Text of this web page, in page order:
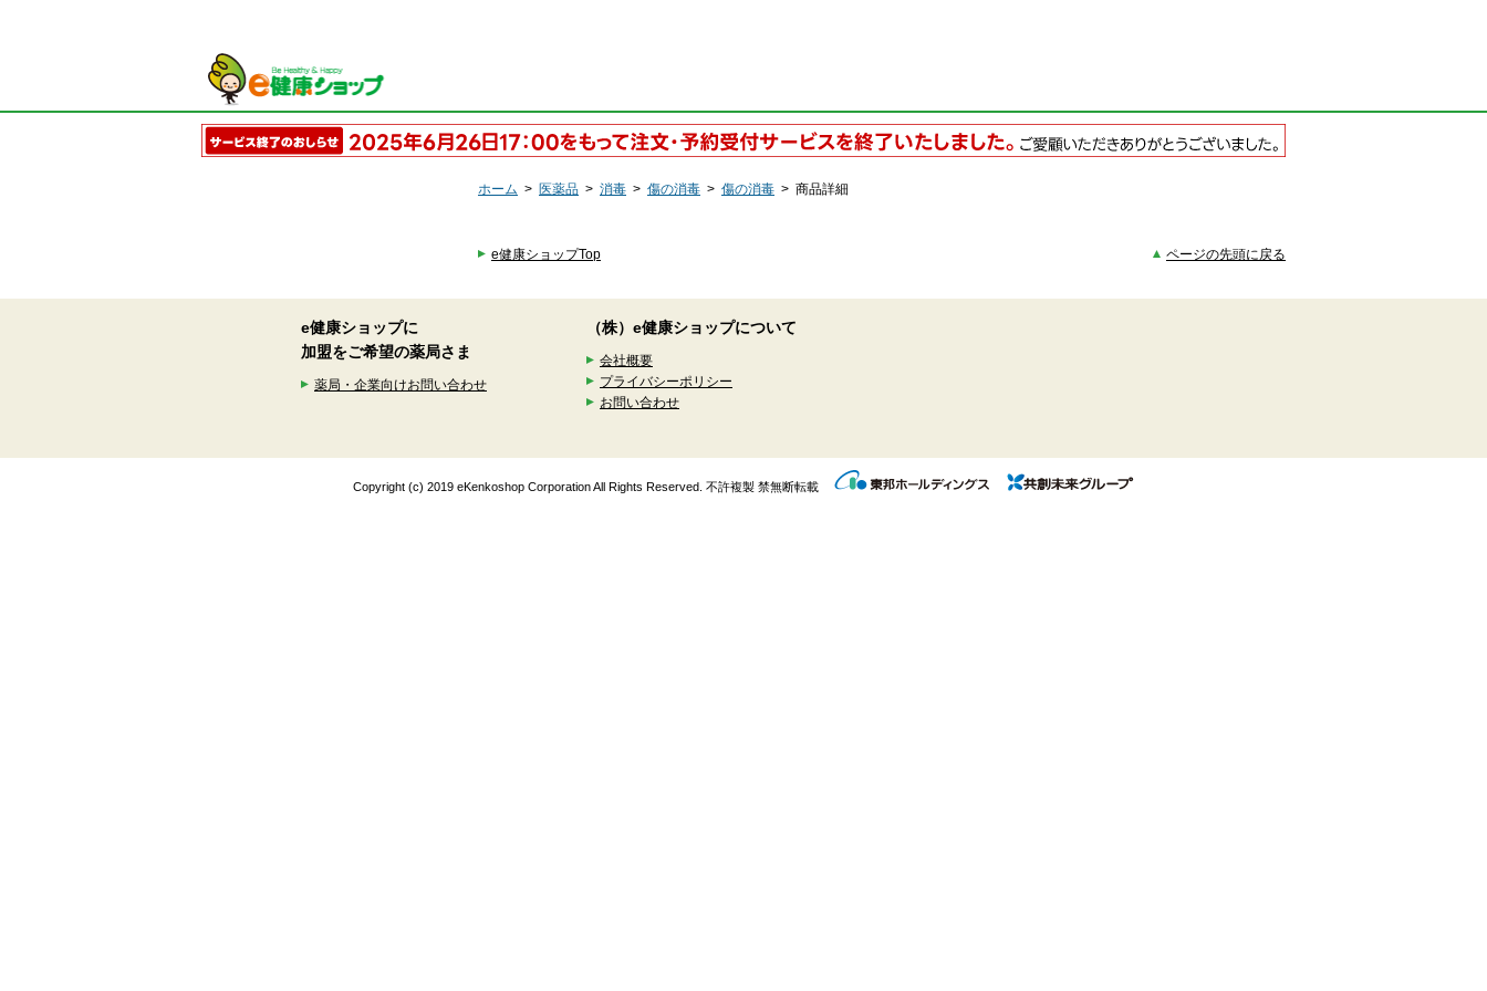
ホーム > 医薬品 > 消毒 > 傷の消毒 > 傷の消毒 > 商品詳細
e健康ショップTop ページの先頭に戻る
e健康ショップに
加盟をご希望の薬局さま
薬局・企業向けお問い合わせ
（株）e健康ショップについて
会社概要
プライバシーポリシー
お問い合わせ
Copyright (c) 2019 eKenkoshop Corporation All Rights Reserved. 不許複製 禁無断転載